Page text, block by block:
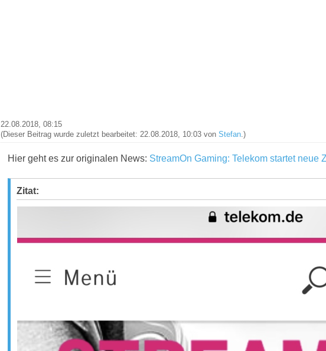
22.08.2018, 08:15
(Dieser Beitrag wurde zuletzt bearbeitet: 22.08.2018, 10:03 von Stefan.)
Hier geht es zur originalen News: StreamOn Gaming: Telekom startet neue
Zitat: